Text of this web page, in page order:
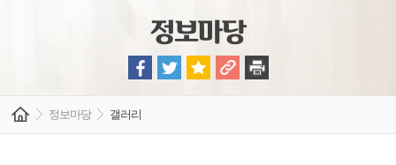
정보마당
정보마당 갤러리